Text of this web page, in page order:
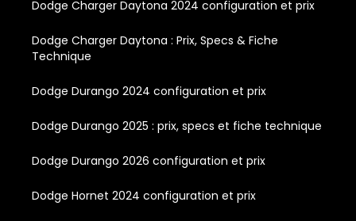
Dodge Charger Daytona 2024 configuration et prix
Dodge Charger Daytona : Prix, Specs & Fiche
Technique
Dodge Durango 2024 configuration et prix
Dodge Durango 2025 : prix, specs et fiche technique
Dodge Durango 2026 configuration et prix
Dodge Hornet 2024 configuration et prix